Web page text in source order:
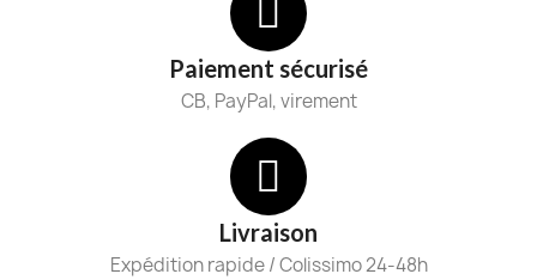
Paiement sécurisé
CB, PayPal, virement
Livraison
Expédition rapide / Colissimo 24-48h